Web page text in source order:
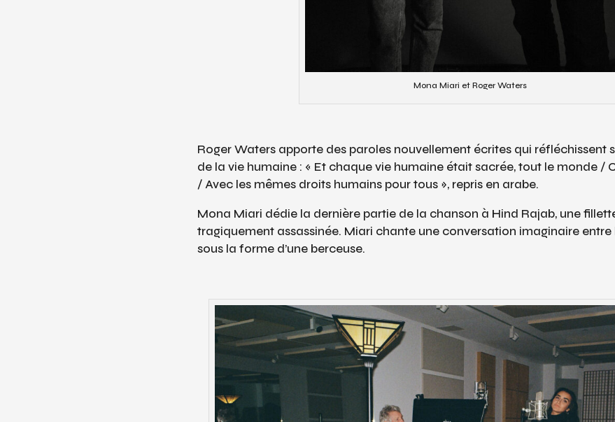
Mona Miari et Roger Waters
Roger Waters apporte des paroles nouvellement écrites qui réfléchissent
de la vie humaine : « Et chaque vie humaine était sacrée, tout le monde /
/ Avec les mêmes droits humains pour tous », repris en arabe.
Mona Miari dédie la dernière partie de la chanson à Hind Rajab, une
tragiquement assassinée. Miari chante une conversation imaginaire
sous la forme d’une berceuse.